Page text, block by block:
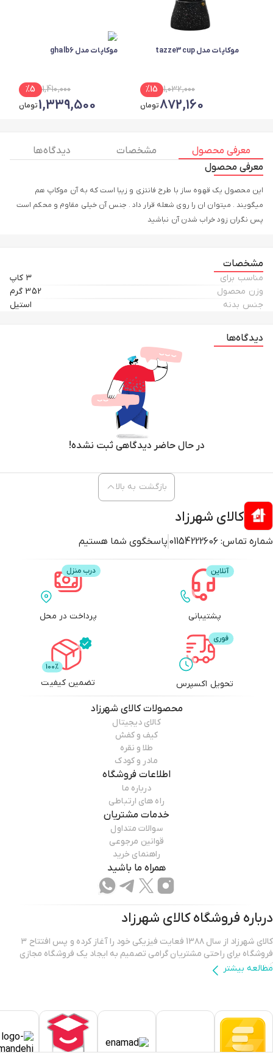
موکاپات مدل tazze3cup
1,032,000
%15
872,160تومان
موکاپات مدل ghalb6
1,410,000
%5
1,339,500تومان
معرفی محصول مشخصات
دیدگاه ها
معرفی محصول
این محصول یک قهوه ساز با طرح فانتزی و زیبا است که به آن موکاپ هم
میگویند . میتوان ان را روی شعله قرار داد . جنس آن خیلی مقاوم و محکم است
پس نگران زود خراب شدن آن نباشید
مشخصات
مناسب برای
۳ کاپ
وزن محصول
352 گرم
جنس بدنه
استیل
دیدگاه‌ها
در حال حاضر دیدگاهی ثبت نشده!
کالای شهرزاد
شماره تماس: 01154222606 پاسخگوی شما هستیم
بازگشت به بالا
پشتیبانی پرداخت در محل
تحویل اکسپرس تضمین کیفیت
محصولاتکالای شهرزاد
کالای دیجیتال
کیف و کفش
طلا و نقره
مادر و کودک
اطلاعات فروشگاه
درباره ما
راه های ارتباطی
خدمات مشتریان
سوالات متداول
قوانین مرجوعی
راهنمای خرید
همراه ما باشید
درباره فروشگاهکالای شهرزاد
کالای شهرزاد از سال 13۸۸ فعایت فیزیکی خود را آغاز کرده و پس افتتاح ۳
فروشگاه برای راحتی مشتریان گرامی تصمیم به ایجاد یک فروشگاه مجازی
کرده.
فروشگاه اینترنتی کالای شهرزاد؛ بررسی، انتخاب و خرید آنلاین یک خرید
اینترنتی مطمئن، نیازمند فروشگاهی است که بتواند کالاهایی متنوع، باکیفیت
و دارای قیمت مناسب را در مدت زمان ی کوتاه به دست مشتریان خود برساند و
ضمانت بازگشت کالا هم داشته باشد؛ ویژگی‌هایی که فروشگاه اینترنتی کالای
شهرزاد بر روی آن‌ها کار کرده و توانسته از این طریق مشتریان ثابت خود را در
مطالعه بیشتر